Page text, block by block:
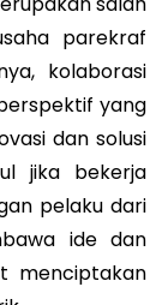
parekraf
kolaborasi
yang
dan solusi
jika bekerja
pelaku dari
ide dan
menciptakan